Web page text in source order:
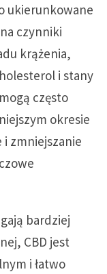
ukierunkowane
czynniki
krążenia,
i stany
często
okresie
i zmniejszanie
bardziej
CBD jest
i łatwo